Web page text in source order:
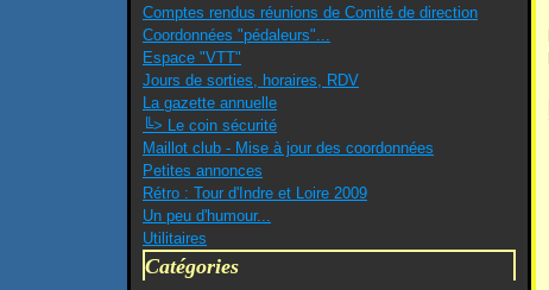
Comptes rendus réunions de Comité de direction
Coordonnées "pédaleurs"...
Espace "VTT"
Jours de sorties, horaires, RDV
La gazette annuelle
╚> Le coin sécurité
Maillot club - Mise à jour des coordonnées
Petites annonces
Rétro : Tour d'Indre et Loire 2009
Un peu d'humour...
Utilitaires
Catégories